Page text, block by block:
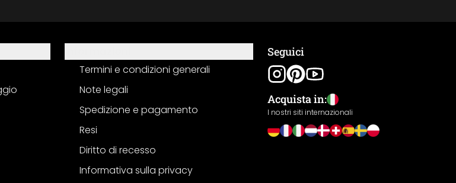
Termini e condizioni generali
Note legali
Spedizione e pagamento
Resi
Diritto di recesso
Informativa sulla privacy
Seguici
Acquista in:
I nostri siti internazionali